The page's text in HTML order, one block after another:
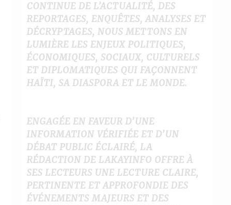
CONTINUE DE L’ACTUALITÉ, DES
REPORTAGES, ENQUÊTES, ANALYSES ET
DÉCRYPTAGES, NOUS METTONS EN
LUMIÈRE LES ENJEUX POLITIQUES,
ÉCONOMIQUES, SOCIAUX, CULTURELS
ET DIPLOMATIQUES QUI FAÇONNENT
HAÏTI, SA DIASPORA ET LE MONDE.
ENGAGÉE EN FAVEUR D’UNE
INFORMATION VÉRIFIÉE ET D’UN
DÉBAT PUBLIC ÉCLAIRÉ, LA
RÉDACTION DE LAKAYINFO OFFRE À
SES LECTEURS UNE LECTURE CLAIRE,
PERTINENTE ET APPROFONDIE DES
ÉVÉNEMENTS MAJEURS ET DES